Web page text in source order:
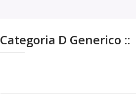
Categoria D Generico ::